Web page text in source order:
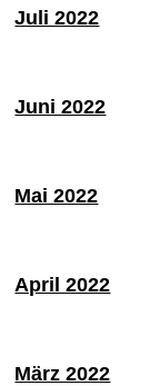
Juli 2022
Juni 2022
Mai 2022
April 2022
März 2022